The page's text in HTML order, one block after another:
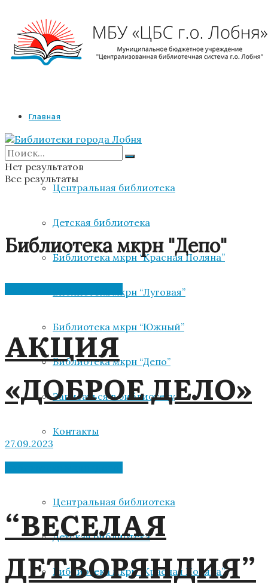
Главная
Библиотеки
Центральная библиотека
Детская библиотека
Библиотека мкрн “Красная Поляна”
Библиотека мкрн “Луговая”
Библиотека мкрн “Южный”
Библиотека мкрн “Депо”
Записаться в библиотеку
Контакты
Центральная библиотека
Детская библиотека
Библиотека мкрн “Красная Поляна”
Нет результатов
Все результаты
Библиотека мкрн "Депо"
АКЦИЯ
«ДОБРОЕ ДЕЛО»
27.09.2023
“ВЕСЕЛАЯ
ДЕТВОРЯНДИЯ”